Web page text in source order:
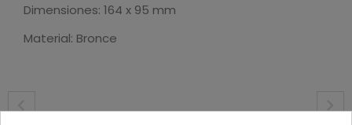
Dimensiones: 164 x 95 mm
Material: Bronce